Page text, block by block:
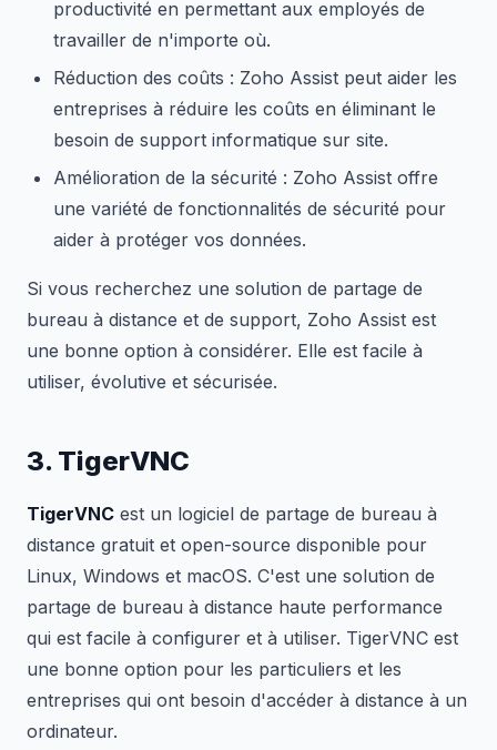
productivité en permettant aux employés de
travailler de n'importe où.
Réduction des coûts : Zoho Assist peut aider les
entreprises à réduire les coûts en éliminant le
besoin de support informatique sur site.
Amélioration de la sécurité : Zoho Assist offre
une variété de fonctionnalités de sécurité pour
aider à protéger vos données.
Si vous recherchez une solution de partage de
bureau à distance et de support, Zoho Assist est
une bonne option à considérer. Elle est facile à
utiliser, évolutive et sécurisée.
3. TigerVNC
TigerVNC est un logiciel de partage de bureau à
distance gratuit et open-source disponible pour
Linux, Windows et macOS. C'est une solution de
partage de bureau à distance haute performance
qui est facile à configurer et à utiliser. TigerVNC est
une bonne option pour les particuliers et les
entreprises qui ont besoin d'accéder à distance à un
ordinateur.